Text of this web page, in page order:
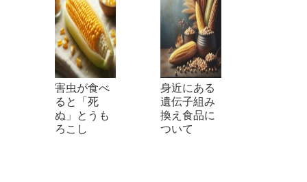
害虫が食べ
ると「死
ぬ」とうも
ろこし​
身近にある
遺伝子組み
換え食品に
ついて